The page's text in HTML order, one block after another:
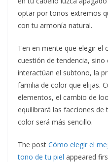
optar por tonos extremos
con tu armonía natural.
Ten en mente que elegir el
cuestión de tendencia,
interactúan el subtono, la
familia de color que elijas.
elementos, el cambio de
equilibrará las facciones
color será más sencillo.
The post Cómo elegir el
tono de tu piel appeared